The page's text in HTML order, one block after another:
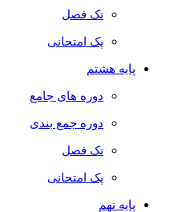
تک فصل
پک امتحانی
پایه هشتم
دوره های جامع
دوره جمع بندی
تک فصل
پک امتحانی
پایه نهم